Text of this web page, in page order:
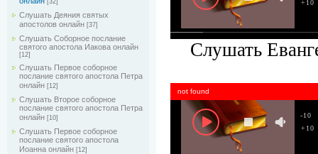
[32]
Слушать Деяния святых
апостолов онлайн [37]
Слушать Соборное послание
святого апостола Иакова онлайн
[12]
Слушать Первое соборное
послание святого апостола Петра
онлайн [12]
Слушать Второе соборное
послание святого апостола Петра
онлайн [10]
Слушать Первое соборное
послание святого апостола
Иоанна онлайн [12]
+10
Слушать
+10
-10
not found